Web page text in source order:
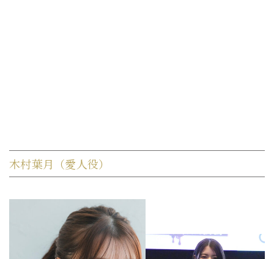
木村葉月（愛人役）